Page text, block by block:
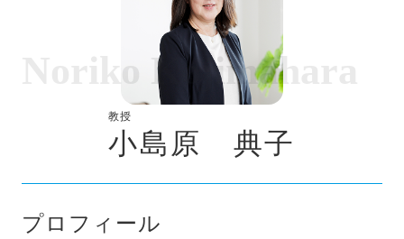
教授
小島原 典子
Noriko Kojimahara
プロフィール